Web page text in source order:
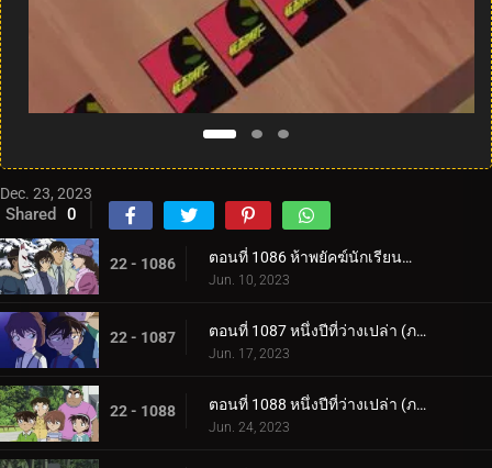
Dec. 23, 2023
Shared 0
22 - 1086 ตอนที่ 1086 ห้าพยัคฆ์นักเรียนตำรวจ Wild Police Story CASE.มัตสึดะ จิมเปย์
Jun. 10, 2023
22 - 1087 ตอนที่ 1087 หนึ่งปีที่ว่างเปล่า (ภาคแรก)
Jun. 17, 2023
22 - 1088 ตอนที่ 1088 หนึ่งปีที่ว่างเปล่า (ภาคจบ)
Jun. 24, 2023